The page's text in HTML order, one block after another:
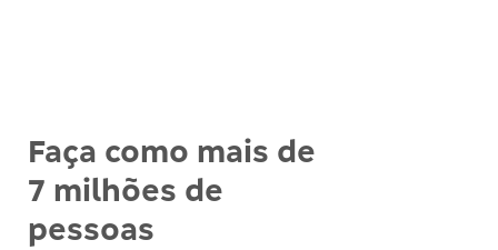
Faça como mais de
7 milhões de
pessoas